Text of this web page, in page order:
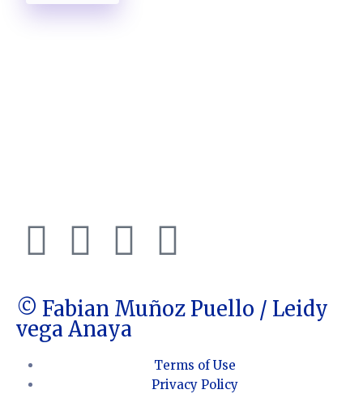
© Fabian Muñoz Puello / Leidy
vega Anaya
Terms of Use
Privacy Policy